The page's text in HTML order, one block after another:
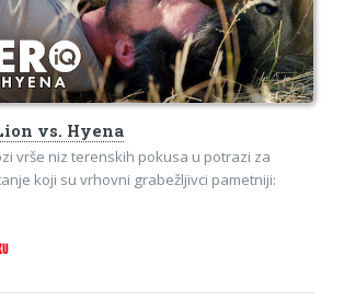
vs. Hyena
vrše niz terenskih pokusa u potrazi za
koji su vrhovni grabežljivci pametniji: